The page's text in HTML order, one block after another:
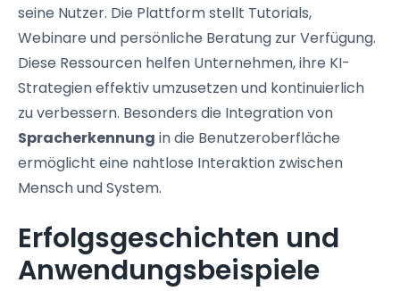
seine Nutzer. Die Plattform stellt Tutorials,
Webinare und persönliche Beratung zur Verfügung.
Diese Ressourcen helfen Unternehmen, ihre KI-
Strategien effektiv umzusetzen und kontinuierlich
zu verbessern. Besonders die Integration von
Spracherkennung in die Benutzeroberfläche
ermöglicht eine nahtlose Interaktion zwischen
Mensch und System.
Erfolgsgeschichten und
Anwendungsbeispiele